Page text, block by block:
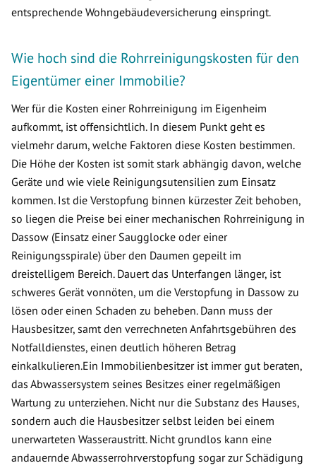
entsprechende Wohngebäudeversicherung einspringt.
Wie hoch sind die Rohrreinigungskosten für den
Eigentümer einer Immobilie?
Wer für die Kosten einer Rohrreinigung im Eigenheim
aufkommt, ist offensichtlich. In diesem Punkt geht es
vielmehr darum, welche Faktoren diese Kosten bestimmen.
Die Höhe der Kosten ist somit stark abhängig davon, welche
Geräte und wie viele Reinigungsutensilien zum Einsatz
kommen. Ist die Verstopfung binnen kürzester Zeit behoben,
so liegen die Preise bei einer mechanischen Rohrreinigung in
Dassow (Einsatz einer Saugglocke oder einer
Reinigungsspirale) über den Daumen gepeilt im
dreistelligem Bereich. Dauert das Unterfangen länger, ist
schweres Gerät vonnöten, um die Verstopfung in Dassow zu
lösen oder einen Schaden zu beheben. Dann muss der
Hausbesitzer, samt den verrechneten Anfahrtsgebühren des
Notfalldienstes, einen deutlich höheren Betrag
einkalkulieren.Ein Immobilienbesitzer ist immer gut beraten,
das Abwassersystem seines Besitzes einer regelmäßigen
Wartung zu unterziehen. Nicht nur die Substanz des Hauses,
sondern auch die Hausbesitzer selbst leiden bei einem
unerwarteten Wasseraustritt. Nicht grundlos kann eine
andauernde Abwasserrohrverstopfung sogar zur Schädigung